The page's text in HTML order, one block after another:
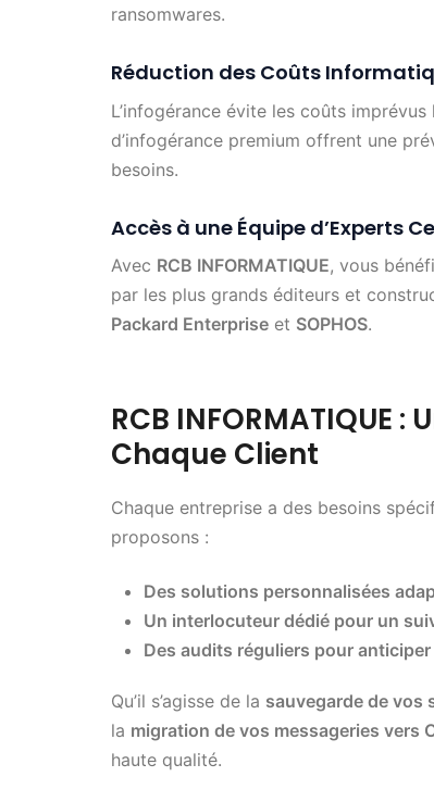
ransomwares.
Réduction des Coûts
L’infogérance évite les coûts
d’infogérance premium offrent une
besoins.
Accès à une Équipe d’Experts
Avec RCB INFORMATIQUE, vous
par les plus grands éditeurs et
Packard Enterprise et SOPHOS.
RCB INFORMATIQUE
Chaque Client
Chaque entreprise a des besoins
proposons :
Des solutions personnalisées
Un interlocuteur dédié pour un
Des audits réguliers pour
Qu’il s’agisse de la sauvegarde de vos
la migration de vos messageries vers
haute qualité.